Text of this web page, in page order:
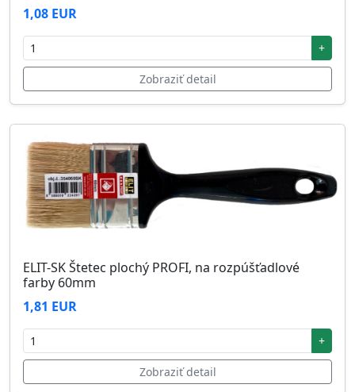
1,08 EUR
+
Zobraziť detail
ELIT-SK Štetec plochý PROFI, na rozpúšťadlové
farby 60mm
1,81 EUR
+
Zobraziť detail